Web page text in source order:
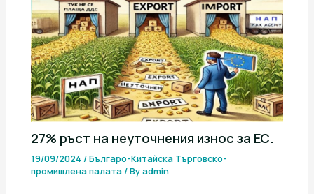
27% ръст на неуточнения износ за ЕС.
19/09/2024/Българо-Китайска Търговско-
промишлена палaта/ Byadmin